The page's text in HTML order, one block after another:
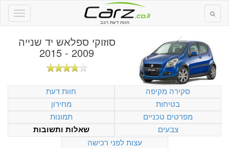
חוות דעת רכב
סוזוקי ספלאש יד שנייה
2009 - 2015
סקירה מקיפה
חוות דעת
בטיחות
מחירון
מפרטים טכניים
תמונות
צבעים
שאלות ותשובות
עצות לפני רכישה